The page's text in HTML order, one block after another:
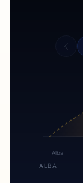
Alba
ALBA